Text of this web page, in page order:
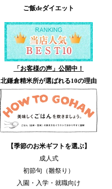
ご飯deダイエット
「お客様の声」公開中！
北鎌倉精米所が選ばれる10の理由
【季節のお米ギフトを選ぶ】
成人式
初節句（雛祭り）
入園・入学・就職向け